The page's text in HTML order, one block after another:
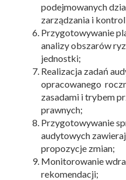
podejmowanych
zarządzania i
Przygotowywanie
analizy obszarów
jednostki;
Realizacja zadań
opracowanego
zasadami i trybem
prawnych;
Przygotowywanie
audytowych
propozycje zmian;
Monitorowanie
rekomendacji;